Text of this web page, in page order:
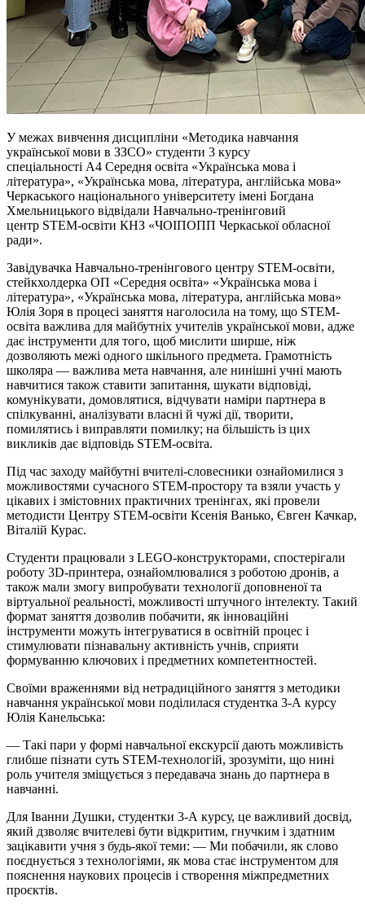
У межах вивчення дисципліни «Методика навчання
української мови в ЗЗСО» студенти 3 курсу
спеціальності А4 Середня освіта «Українська мова і
література», «Українська мова, література, англійська мова»
Черкаського національного університету імені Богдана
Хмельницького відвідали Навчально-тренінговий
центр STEМ-освіти КНЗ «ЧОІПОПП Черкаської обласної
ради».
Завідувачка Навчально-тренінгового центру STEМ-освіти,
стейкхолдерка ОП «Середня освіта» «Українська мова і
література», «Українська мова, література, англійська мова»
Юлія Зоря в процесі заняття наголосила на тому, що STEM-
освіта важлива для майбутніх учителів української мови, адже
дає інструменти для того, щоб мислити ширше, ніж
дозволяють межі одного шкільного предмета. Грамотність
школяра — важлива мета навчання, але нинішні учні мають
навчитися також ставити запитання, шукати відповіді,
комунікувати, домовлятися, відчувати наміри партнера в
спілкуванні, аналізувати власні й чужі дії, творити,
помилятись і виправляти помилку; на більшість із цих
викликів дає відповідь STEМ-освіта.
Під час заходу майбутні вчителі-словесники ознайомилися з
можливостями сучасного STEM-простору та взяли участь у
цікавих і змістовних практичних тренінгах, які провели
методисти Центру STEМ-освіти Ксенія Ванько, Євген Качкар,
Віталій Курас.
Студенти працювали з LEGO-конструкторами, спостерігали
роботу 3D-принтера, ознайомлювалися з роботою дронів, а
також мали змогу випробувати технології доповненої та
віртуальної реальності, можливості штучного інтелекту. Такий
формат заняття дозволив побачити, як інноваційні
інструменти можуть інтегруватися в освітній процес і
стимулювати пізнавальну активність учнів, сприяти
формуванню ключових і предметних компетентностей.
Своїми враженнями від нетрадиційного заняття з методики
навчання української мови поділилася студентка 3-А курсу
Юлія Канельська:
— Такі пари у формі навчальної екскурсії дають можливість
глибше пізнати суть STEM-технологій, зрозуміти, що нині
роль учителя зміщується з передавача знань до партнера в
навчанні.
Для Іванни Душки, студентки 3-А курсу, це важливий досвід,
який дзволяє вчителеві бути відкритим, гнучким і здатним
зацікавити учня з будь-якої теми: — Ми побачили, як слово
поєднується з технологіями, як мова стає інструментом для
пояснення наукових процесів і створення міжпредметних
проєктів.